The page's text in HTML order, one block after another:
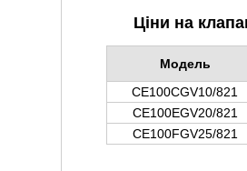
Ціни на
Модель
CE100CGV10/821
CE100EGV20/821
CE100FGV25/821